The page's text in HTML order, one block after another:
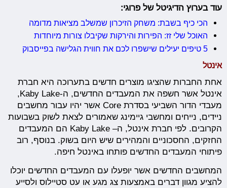
עוד בערוץ הדיגיטל של פרוגי:
הכי כיף בשבת: משחק הזיכרון שמשלב מציאות מדומה
האוכל שלי זז: הפירות והירקות שקיבלו צורות מיוחדות
5 טיפים יעילים שישפרו לכם את חווית הגלישה בפייסבוק
אינטל
אחת החברות שהציגו מוצרים חדשים בתערוכה היא חברת
אינטל אשר חשפה את המעבדים החדשים, ה-Kaby Lake,
מעבדי הדור השביעי בסדרת Core אשר יהיו עבור מחשבים
ניידים, נייחים ומחשבי גיימינג שאמורים לצאת לשוק בשבועות
הקרובים. לפי חברת אינטל, ה– Kaby Lake הם המעבדים
החזקים, החסכוניים והמהירים שיש היום בשוק. בנוסף, רוב
פיתוחי המעבדים החדשים פותחו באינטל חיפה.
המחשבים החדשים אשר יופעלו עם המעבדים החדשים יוכלו
להציע מגוון דברים באמצעות צג מגע או עט סטיילוס ולסייע